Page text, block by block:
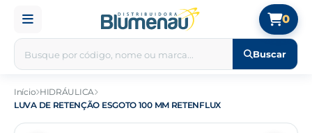
Buscar
0
Início HIDRÁULICA
LUVA DE RETENÇÃO ESGOTO 100 MM RETENFLUX